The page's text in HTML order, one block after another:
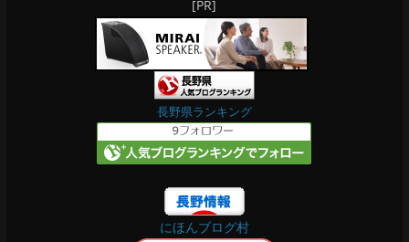
n
e
[PR]
長野県ランキング
にほんブログ村